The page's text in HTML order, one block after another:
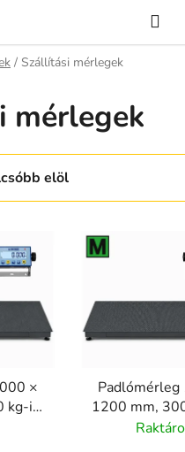
/ Szállítási mérlegek
mérlegek
elöl
×
kg-ig,
1200 mm,